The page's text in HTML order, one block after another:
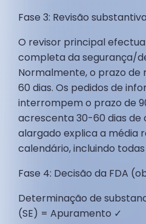
Fase 3: Revisão
O revisor principal
completa da segurança/
Normalmente, o prazo de
60 dias. Os pedidos de
interrompem o prazo de
acrescenta 30-60 dias de
alargado explica a média
calendário, incluindo todas
Fase 4: Decisão da FDA
Determinação de
(SE) = Apuramento ✓